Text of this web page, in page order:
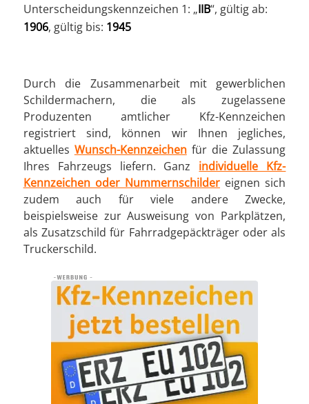
Unterscheidungskennzeichen 1: „IIB“, gültig ab:
1906, gültig bis: 1945
Durch die Zusammenarbeit mit gewerblichen
Schildermachern, die als zugelassene
Produzenten amtlicher Kfz-Kennzeichen
registriert sind, können wir Ihnen jegliches,
aktuelles Wunsch-Kennzeichenfür die Zulassung
Ihres Fahrzeugs liefern. Ganz individuelle Kfz-
Kennzeichen oder Nummernschilder eignen sich
zudem auch für viele andere Zwecke,
beispielsweise zur Ausweisung von Parkplätzen,
als Zusatzschild für Fahrradgepäckträger oder als
Truckerschild.